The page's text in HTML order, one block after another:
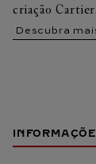
criação Cartier.
Descubra